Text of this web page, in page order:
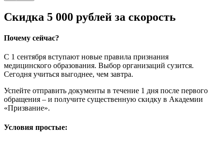
Скидка 5 000 рублей за скорость
Почему сейчас?
С 1 сентября вступают новые правила признания
медицинского образования. Выбор организаций сузится.
Сегодня учиться выгоднее, чем завтра.
Успейте отправить документы в течение 1 дня после первого
обращения – и получите существенную скидку в Академии
«Призвание».
Условия простые: